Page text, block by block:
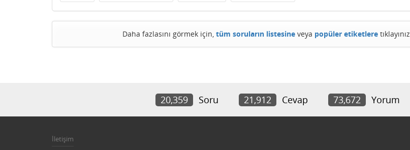
Daha fazlasını görmek için, tüm soruların listesineveya popüler etiketleretıklayınız.
20,359 Soru 21,912 Cevap 73,672 Yorum
İletişim